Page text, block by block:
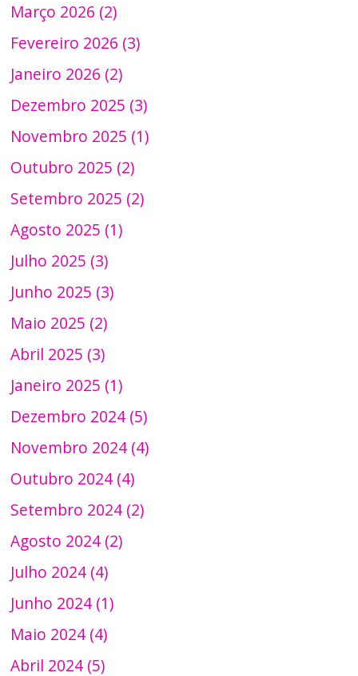
Março 2026 (2)
Fevereiro 2026 (3)
Janeiro 2026 (2)
Dezembro 2025 (3)
Novembro 2025 (1)
Outubro 2025 (2)
Setembro 2025 (2)
Agosto 2025 (1)
Julho 2025 (3)
Junho 2025 (3)
Maio 2025 (2)
Abril 2025 (3)
Janeiro 2025 (1)
Dezembro 2024 (5)
Novembro 2024 (4)
Outubro 2024 (4)
Setembro 2024 (2)
Agosto 2024 (2)
Julho 2024 (4)
Junho 2024 (1)
Maio 2024 (4)
Abril 2024 (5)